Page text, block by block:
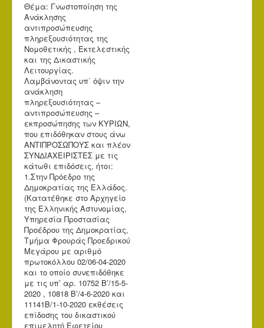
Θέμα: Γνωστοποίηση της
Ανάκλησης
αντιπροσώπευσης
πληρεξουσιότητας της
Νομοθετικής , Εκτελεστικής
και της Δικαστικής
Λειτουργίας.
Λαμβάνοντας υπ΄ όψιν την
ανάκληση
πληρεξουσιότητας –
αντιπροσώπευσης –
εκπροσώπησης των ΚΥΡΙΩΝ,
που επιδόθηκαν στους άνω
ΑΝΤΙΠΡΟΣΩΠΟΥΣ και πλέον
ΣΥΝΔΙΑΧΕΙΡΙΣΤΕΣ με τις
κάτωθι επιδόσεις, ήτοι:
1.Στην Πρόεδρο της
Δημοκρατίας της Ελλάδος.
(Κατατέθηκε στο Αρχηγείο
της Ελληνικής Αστυνομίας,
Υπηρεσία Προστασίας
Προέδρου της Δημοκρατίας,
Τμήμα Φρουράς Προεδρικού
Μεγάρου με αριθμό
πρωτοκόλλου 02/06-04-2020
και το οποίο συνεπιδόθηκε
με τις υπ’ αρ. 10752 Β’/15-5-
2020 , 10818 Β’/4-6-2020 και
11141Β/1-10-2020 εκθέσεις
επίδοσης του δικαστικού
επιμελητή Εφετείου